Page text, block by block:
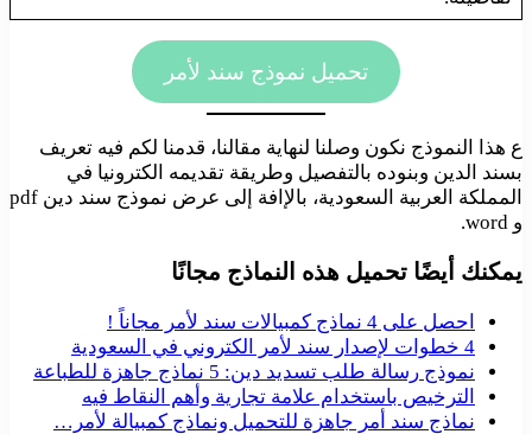
تحميل نموذج سند لأمر
ع هذا النموذج نكون وصلنا لنهاية مقالنا، قدمنا لكم فيه تعريف
بسند الدين وبنوده بالتفصيل وطريقة تقديمه الكترونيا في
المملكة العربية السعودية، بالإافة إلى عرض نموذج سند دين pdf
و word.
يمكنك أيضًا تحميل هذه النماذج مجانًا
احصل على 4 نماذج كمبيالات سند لأمر مجاناً !
4 خطوات لإصدار سند لأمر الكتروني في السعودية
نموذج رسالة طلب تسديد دين: 5 نماذج جاهزة للطباعة
الترخيص باستخدام علامة تجارية وأهم النقاط فيه
نماذج سند أمر جاهزة للتحميل ونماذج كمبيالة لأمر…